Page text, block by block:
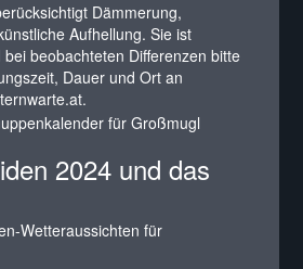
Dämmerung,
Aufhellung. Sie ist
beobachteten Differenzen bitte
Dauer und Ort an
für Großmugl
2024 und das
Wetteraussichten für